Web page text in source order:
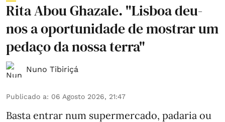
Rita Abou Ghazale. "Lisboa deu-
nos a oportunidade de mostrar um
pedaço da nossa terra"
Nuno Tibiriçá
Publicado a: 06 Agosto 2026, 21:47
Basta entrar num supermercado, padaria ou